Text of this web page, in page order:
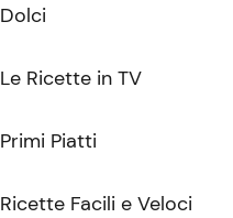
Dolci
Le Ricette in TV
Primi Piatti
Ricette Facili e Veloci